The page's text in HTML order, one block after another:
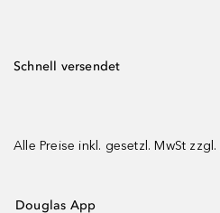
Schnell versendet
Alle Preise inkl. gesetzl. MwSt zzgl.
Douglas App